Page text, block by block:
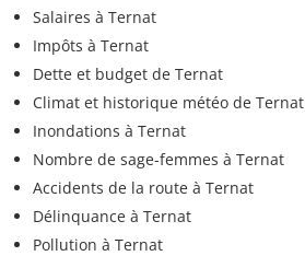
Salaires à Ternat
Impôts à Ternat
Dette et budget de Ternat
Climat et historique météo de Ternat
Inondations à Ternat
Nombre de sage-femmes à Ternat
Accidents de la route à Ternat
Délinquance à Ternat
Pollution à Ternat